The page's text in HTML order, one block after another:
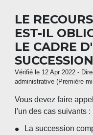
LE
EST-IL
LE CADRE
Vérifié le 12 Apr 2022 -
administrative (Première
Vous devez faire
l'un des cas suivants :
La succession